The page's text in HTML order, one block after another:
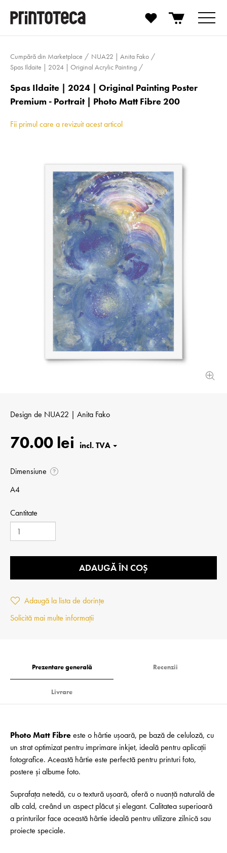
Cumpără din Marketplace
NUA22 | Anita Fako
Spas Ildaite | 2024 | Original Acrylic Painting
Spas Ildaite | 2024 | Original Painting Poster
Premium - Portrait | Photo Matt Fibre 200
Fii primul care a revizuit acest articol
Design de NUA22 | Anita Fako
70.00 lei
Dimensiune ?
A4
Cantitate
ADAUGĂ ÎN COȘ
Adaugă la lista de dorințe
Solicită mai multe informații
Prezentare generală Recenzii
Livrare
Photo Matt Fibreeste o hârtie ușoară, pe bază de celuloză, cu
un strat optimizat pentru imprimare inkjet, ideală pentru aplicații
fotografice. Această hârtie este perfectă pentru printuri foto,
postere și albume foto.
Suprafața netedă, cu o textură ușoară, oferă o nuanță naturală de
alb cald, creând un aspect plăcut și elegant. Calitatea superioară
a printurilor face această hârtie ideală pentru utilizare zilnică sau
proiecte speciale.